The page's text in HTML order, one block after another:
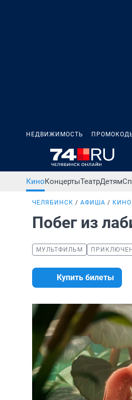
НЕДВИЖИМОСТЬ
КиноКонцертыТеатрДетям
ЧЕЛЯБИНСК АФИША КИНО
Побег из
МУЛЬТФИЛЬМ
Купить билеты